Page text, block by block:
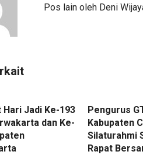
Pos lain oleh Deni
Hari Jadi Ke-193
dan Ke-
Pengurus
Kabupaten
Silaturahmi
Rapat